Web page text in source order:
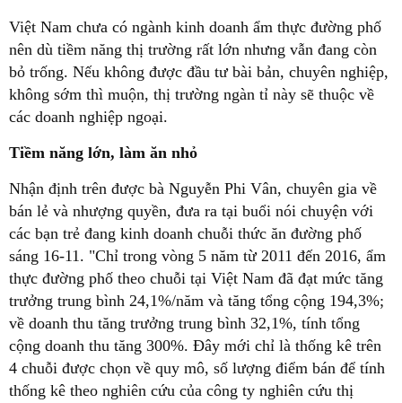
Việt Nam chưa có ngành kinh doanh ẩm thực đường phố
nên dù tiềm năng thị trường rất lớn nhưng vẫn đang còn
bỏ trống. Nếu không được đầu tư bài bản, chuyên nghiệp,
không sớm thì muộn, thị trường ngàn tỉ này sẽ thuộc về
các doanh nghiệp ngoại.
Tiềm năng lớn, làm ăn nhỏ
Nhận định trên được bà Nguyễn Phi Vân, chuyên gia về
bán lẻ và nhượng quyền, đưa ra tại buổi nói chuyện với
các bạn trẻ đang kinh doanh chuỗi thức ăn đường phố
sáng 16-11. "Chỉ trong vòng 5 năm từ 2011 đến 2016, ẩm
thực đường phố theo chuỗi tại Việt Nam đã đạt mức tăng
trưởng trung bình 24,1%/năm và tăng tổng cộng 194,3%;
về doanh thu tăng trưởng trung bình 32,1%, tính tổng
cộng doanh thu tăng 300%. Đây mới chỉ là thống kê trên
4 chuỗi được chọn về quy mô, số lượng điểm bán để tính
thống kê theo nghiên cứu của công ty nghiên cứu thị